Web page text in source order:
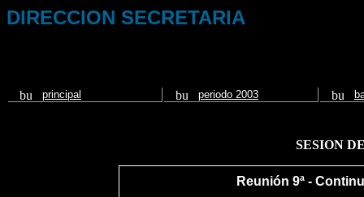
DIRECCION SECRETARIA
principal periodo 2003
SESION
Reunión 9ª -